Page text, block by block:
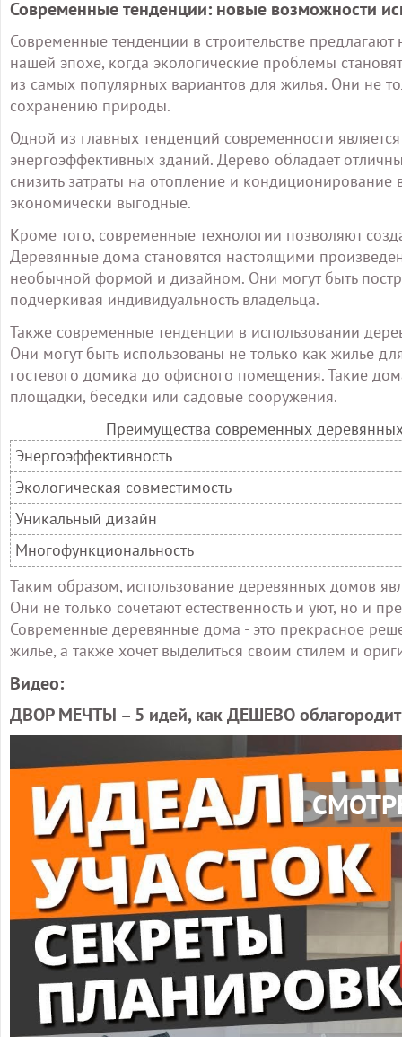
Современные тенденции: новые возможности
Современные тенденции в строительстве
нашей эпохе, когда экологические проблемы
из самых популярных вариантов для жилья. Они не
сохранению природы.
Одной из главных тенденций современности
энергоэффективных зданий. Дерево обладает
снизить затраты на отопление и кондиционирование
экономически выгодные.
Кроме того, современные технологии позволяют
Деревянные дома становятся настоящими
необычной формой и дизайном. Они могут быть
подчеркивая индивидуальность владельца.
Также современные тенденции в использовании
Они могут быть использованы не только как жилье
гостевого домика до офисного помещения. Такие
площадки, беседки или садовые сооружения.
Преимущества современных
Энергоэффективность
Экологическая совместимость
Уникальный дизайн
Многофункциональность
Таким образом, использование деревянных домов
Они не только сочетают естественность и уют, но и
Современные деревянные дома - это прекрасное
жилье, а также хочет выделиться своим стилем и
Видео:
ДВОР МЕЧТЫ – 5 идей, как ДЕШЕВО